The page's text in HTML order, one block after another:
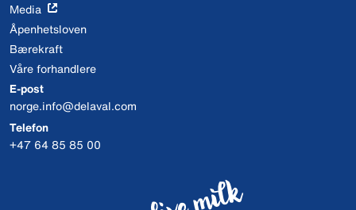
Media
Åpenhetsloven
Bærekraft
Våre forhandlere
E-post
norge.info@delaval.com
Telefon
+47 64 85 85 00